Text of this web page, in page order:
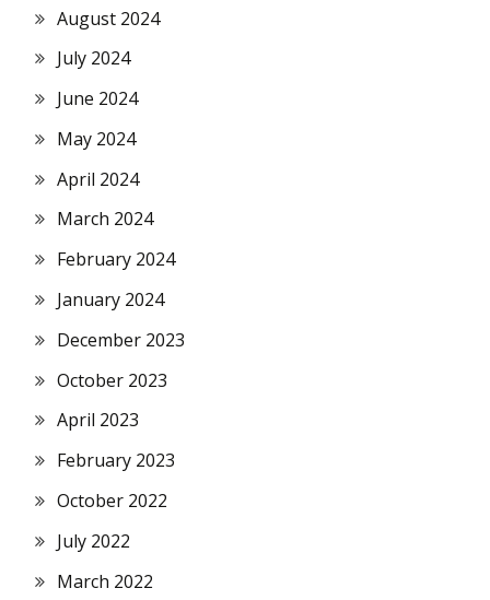
August 2024
July 2024
June 2024
May 2024
April 2024
March 2024
February 2024
January 2024
December 2023
October 2023
April 2023
February 2023
October 2022
July 2022
March 2022